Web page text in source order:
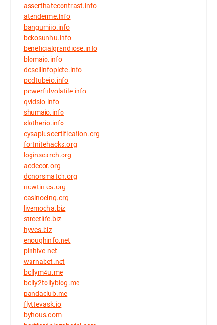
asserthatecontrast.info
atenderme.info
bangumiio.info
bekosunhu.info
beneficialgrandiose.info
blomaio.info
dosellinfoplete.info
podtubeio.info
powerfulvolatile.info
qvidsio.info
shumaio.info
slotherio.info
cysapluscertification.org
fortnitehacks.org
loginsearch.org
aodecor.org
donorsmatch.org
nowtimes.org
casinoeing.org
livemocha.biz
streetlife.biz
hyves.biz
enoughinfo.net
pinhive.net
warnabet.net
bollym4u.me
bolly2tollyblog.me
pandaclub.me
flyttevask.io
byhous.com